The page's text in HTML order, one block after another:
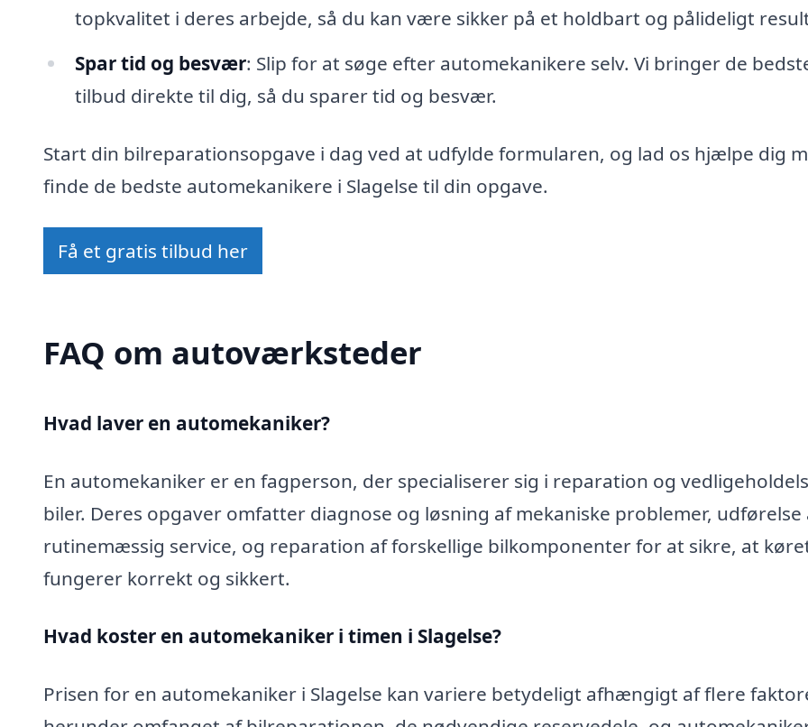
topkvalitet i deres arbejde, så du kan være sikker på et holdbart og pålideligt
Spar tid og besvær: Slip for at søge efter automekanikere selv. Vi bringer de
tilbud direkte til dig, så du sparer tid og besvær.
Start din bilreparationsopgave i dag ved at udfylde formularen, og lad os hjælpe dig
finde de bedste automekanikere i Slagelse til din opgave.
Få et gratis tilbud her
FAQ om autoværksteder
Hvad laver en automekaniker?
En automekaniker er en fagperson, der specialiserer sig i reparation og
biler. Deres opgaver omfatter diagnose og løsning af mekaniske problemer, udførelse
rutinemæssig service, og reparation af forskellige bilkomponenter for at sikre, at
fungerer korrekt og sikkert.
Hvad koster en automekaniker i timen i Slagelse?
Prisen for en automekaniker i Slagelse kan variere betydeligt afhængigt af flere